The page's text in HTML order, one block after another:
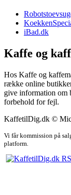
iBad.dk
Kaffe og
Hos Kaffe og
række online
give information om
forbehold for fejl.
KaffetilDig.dk ©
Vi får kommission på
platform.